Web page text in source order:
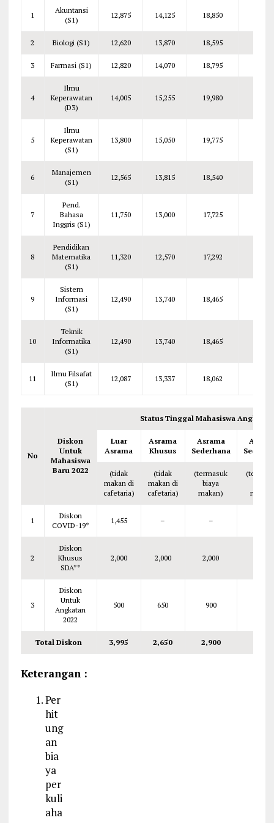
1
Akuntansi
(S1)
12,875 14,125 18,850
2 Biologi (S1) 12,620 13,870 18,595
3 Farmasi (S1) 12,820 14,070 18,795
4
Ilmu
Keperawatan
(D3)
14,005 15,255 19,980
5
Ilmu
Keperawatan
(S1)
13,800 15,050 19,775
6
Manajemen
(S1)
12,565 13,815 18,540
7
Pend.
Bahasa
Inggris (S1)
11,750 13,000 17,725
8
Pendidikan
Matematika
(S1)
11,320 12,570 17,292
9
Sistem
Informasi
(S1)
12,490 13,740 18,465
10
Teknik
Informatika
(S1)
12,490 13,740 18,465
11
Ilmu Filsafat
(S1)
12,087 13,337 18,062
No
Diskon
Untuk
Mahasiswa
Baru 2022
Status Tinggal Mahasiswa Angkatan
Luar
Asrama
Asrama
Khusus
Asrama
Sederhana
(tidak
makan di
cafetaria)
(tidak
makan di
cafetaria)
(termasuk
biaya
makan)
1
Diskon
COVID-19*
1,455 – –
2
Diskon
Khusus
SDA**
2,000 2,000 2,000
3
Diskon
Untuk
Angkatan
2022
500 650 900
Total Diskon 3,995 2,650 2,900
Keterangan :
Per
hit
ung
an
bia
ya
per
kuli
aha